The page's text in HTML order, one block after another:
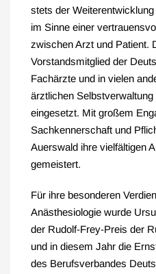
stets der
im Sinne einer
zwischen Arzt und Patient.
Vorstandsmitglied der
Fachärzte und in vielen
ärztlichen
eingesetzt. Mit großem
Sachkennerschaft und
Auerswald ihre vielfältigen
gemeistert.
Für ihre besonderen
Anästhesiologie wurde
der Rudolf-Frey-Preis der
und in diesem Jahr die
des Berufsverbandes